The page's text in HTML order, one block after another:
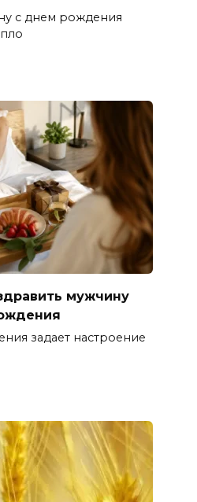
с днем рождения
мужчину
задает настроение